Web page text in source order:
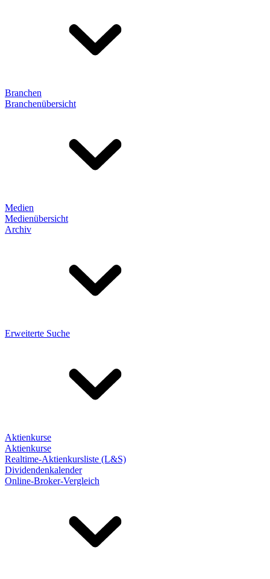
Branchen
Branchenübersicht
Medien
Medienübersicht
Archiv
Erweiterte Suche
Aktienkurse
Aktienkurse
Realtime-Aktienkursliste (L&S)
Dividendenkalender
Online-Broker-Vergleich